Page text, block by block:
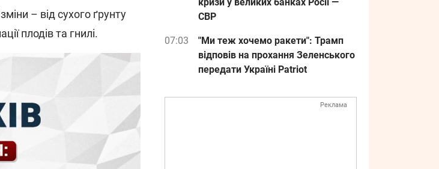
– від сухого ґрунту
плодів та гнилі.
СВР
07:03
"Ми теж хочемо ракети": Трамп
відповів на прохання Зеленського
передати Україні Patriot
Реклама